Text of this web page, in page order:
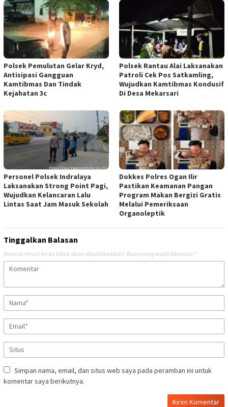
Polsek Pemulutan Gelar Kryd,
Antisipasi Gangguan
Kamtibmas Dan Tindak
Kejahatan 3c
Polsek Rantau Alai Laksanakan
Patroli Cek Pos Satkamling,
Wujudkan Kamtibmas Kondusif
Di Desa Mekarsari
Personel Polsek Indralaya
Laksanakan Strong Point Pagi,
Wujudkan Kelancaran Lalu
Lintas Saat Jam Masuk Sekolah
Dokkes Polres Ogan Ilir
Pastikan Keamanan Pangan
Program Makan Bergizi Gratis
Melalui Pemeriksaan
Organoleptik
Tinggalkan Balasan
Alamat email Anda tidak akan dipublikasikan. Ruas yang wajib ditandai *
Simpan nama, email, dan situs web saya pada peramban ini untuk
komentar saya berikutnya.